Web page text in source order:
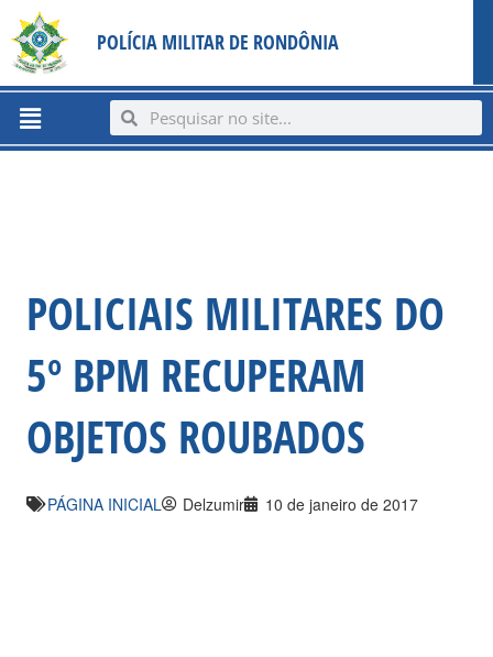
content
para
conteúdo
POLÍCIA MILITAR DE RONDÔNIA
Menu SearchSearch
POLICIAIS MILITARES DO
5º BPM RECUPERAM
OBJETOS ROUBADOS
PÁGINA INICIAL Delzumir 10 de janeiro de 2017